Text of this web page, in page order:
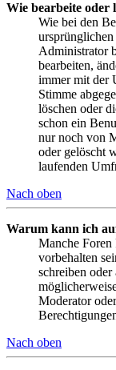
Wie bearbeite oder
Wie bei den
Administrator
bearbeiten,
immer mit der
Stimme
löschen oder
schon ein
nur noch von
oder gelöscht
laufenden
Nach oben
Warum kann ich
Manche Foren
vorbehalten
schreiben
Moderator
Nach oben